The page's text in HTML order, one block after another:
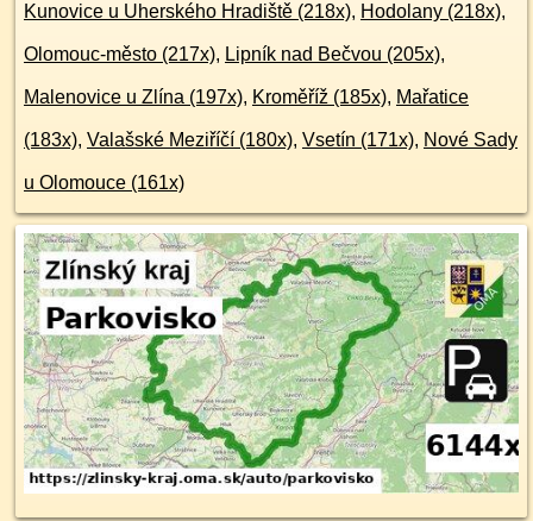
Kunovice u Uherského Hradiště (218x), Hodolany (218x),
Olomouc-město (217x), Lipník nad Bečvou (205x),
Malenovice u Zlína (197x), Kroměříž (185x), Mařatice
(183x), Valašské Meziříčí (180x), Vsetín (171x), Nové Sady
u Olomouce (161x)